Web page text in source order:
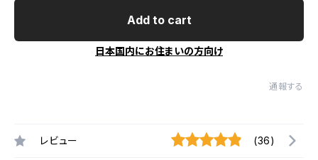
Add to cart
日本国内にお住まいの方向け
通報する
レビュー (36)